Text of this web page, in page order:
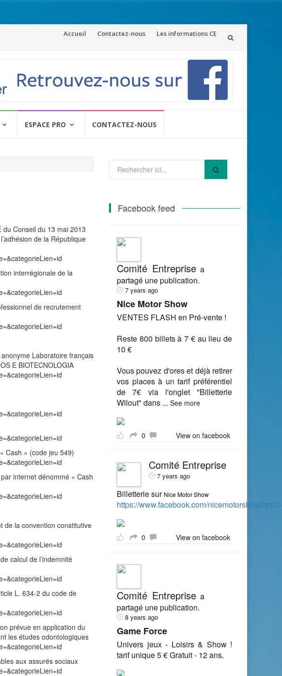
Aller
Accueil Contactez-nous Les informations CE
ESPACE PRO CONTACTEZ-NOUS
Conseil du 13 mai 2013
de la République
interrégionale de la
de recrutement
Laboratoire français
E BIOTECNOLOGIA
Cash » (code jeu 549)
internet dénommé « Cash
de la convention constitutive
calcul de l’indemnité
L. 634-2 du code de
prévue en application du
les études odontologiques
aux assurés sociaux
pour
Facebook feed
Comité Entreprisea
partagé une publication.
7 years ago
Nice Motor Show
VENTES FLASH en Pré-vente !
Reste 800 billets à 7 € au lieu de
10 €
Vous pouvez d'ores et déjà retirer
vos places à un tarif préférentiel
de 7€ via l'onglet "Billetterie
Wilout" dans ... See more
0 View on facebook
Comité Entreprise
7 years ago
Billetterie sur Nice Motor Show
https://www.facebook.com/nicemotorshow/app/
0 View on facebook
Comité Entreprisea
partagé une publication.
8 years ago
Game Force
Univers jeux - Loisirs & Show !
tarif unique 5 € Gratuit - 12 ans.